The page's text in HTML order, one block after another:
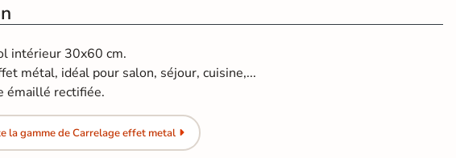
intérieur 30x60 cm.
métal, idéal pour salon, séjour, cuisine,...
émaillé rectifiée.
la gamme de Carrelage effet metal